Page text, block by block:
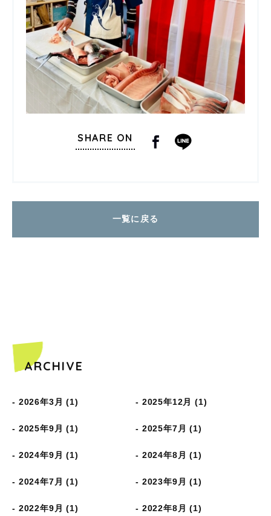
SHARE ON
一覧に戻る
ARCHIVE
2026年3月 (1) 2025年12月 (1)
2025年9月 (1) 2025年7月 (1)
2024年9月 (1) 2024年8月 (1)
2024年7月 (1) 2023年9月 (1)
2022年9月 (1) 2022年8月 (1)